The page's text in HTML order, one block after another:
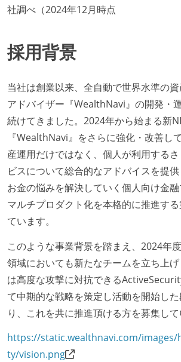
社調べ（2024年12月時点
採用背景
当社は創業以来、全自動で世界水準の
アドバイザー『WealthNavi』の開発・
続けてきました。2024年から始まる新
『WealthNavi』をさらに強化・改善し
産運用だけではなく、個人が利用する
ビスについて総合的なアドバイスを提
お金の悩みを解決していく個人向け金
マルチプロダクト化を本格的に推進す
ています。
このような事業背景を踏まえ、2024年
領域においても新たなチームを立ち上
は高度な攻撃に対抗できる
て中期的な戦略を策定し活動を開始し
り、これを共に推進頂ける方を募集して
https://static.wealthnavi.com/
ty/vision.png